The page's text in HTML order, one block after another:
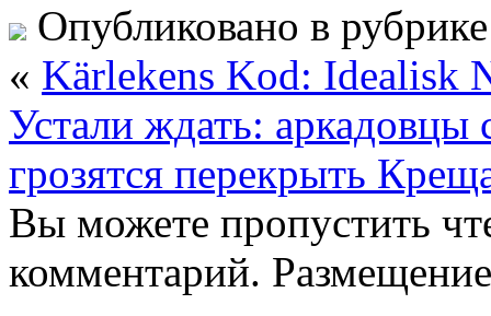
Опубликовано в
« Kärlekens Kod: Idealisk
Устали ждать: аркадовцы
грозятся перекрыть
Вы можете пропустить
комментарий.